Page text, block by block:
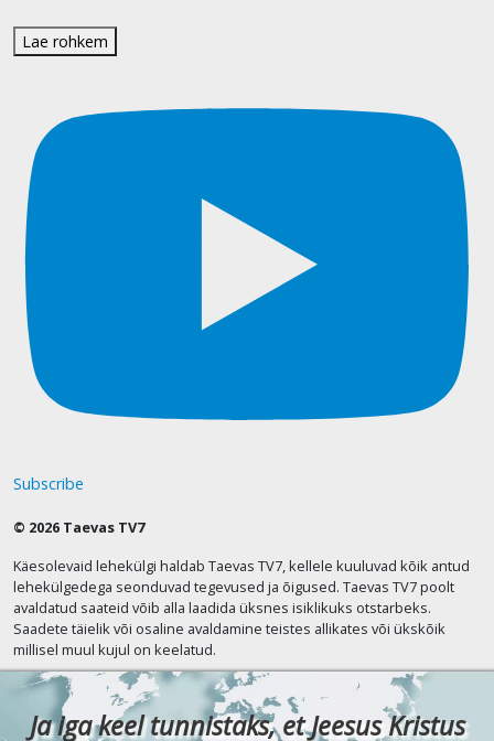
Lae rohkem
Subscribe
© 2026 Taevas TV7
Käesolevaid lehekülgi haldab Taevas TV7, kellele kuuluvad kõik antud
lehekülgedega seonduvad tegevused ja õigused. Taevas TV7 poolt
avaldatud saateid võib alla laadida üksnes isiklikuks otstarbeks.
Saadete täielik või osaline avaldamine teistes allikates või ükskõik
millisel muul kujul on keelatud.
Ja iga keel tunnistaks, et Jeesus Kristus